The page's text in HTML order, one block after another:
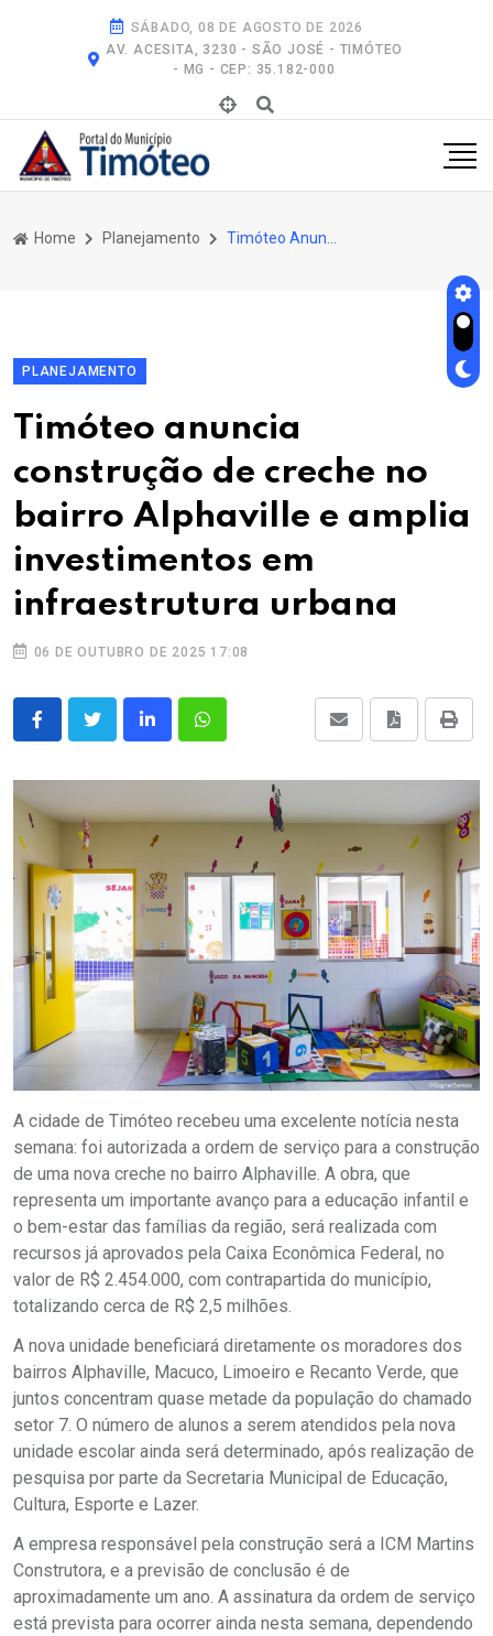
SÁBADO, 08 DE AGOSTO DE 2026
AV. ACESITA, 3230 - SÃO JOSÉ - TIMÓTEO
- MG - CEP: 35.182-000
Home Planejamento
PLANEJAMENTO
Timóteo anuncia
construção de creche no
bairro Alphaville e amplia
investimentos em
infraestrutura urbana
06 DE OUTUBRO DE 2025 17:08
A cidade de Timóteo recebeu uma excelente notícia nesta
semana: foi autorizada a ordem de serviço para a construção
de uma nova creche no bairro Alphaville. A obra, que
representa um importante avanço para a educação infantil e
o bem-estar das famílias da região, será realizada com
recursos já aprovados pela Caixa Econômica Federal, no
valor de R$ 2.454.000, com contrapartida do município,
totalizando cerca de R$ 2,5 milhões.
A nova unidade beneficiará diretamente os moradores dos
bairros Alphaville, Macuco, Limoeiro e Recanto Verde, que
juntos concentram quase metade da população do chamado
setor 7. O número de alunos a serem atendidos pela nova
unidade escolar ainda será determinado, após realização de
pesquisa por parte da Secretaria Municipal de Educação,
Cultura, Esporte e Lazer.
A empresa responsável pela construção será a ICM Martins
Construtora, e a previsão de conclusão é de
aproximadamente um ano. A assinatura da ordem de serviço
está prevista para ocorrer ainda nesta semana, dependendo